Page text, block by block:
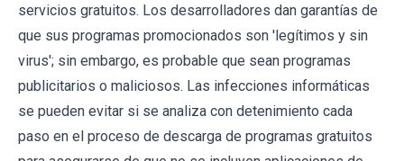
servicios gratuitos. Los desarrolladores dan garantías de
que sus programas promocionados son 'legítimos y sin
virus'; sin embargo, es probable que sean programas
publicitarios o maliciosos. Las infecciones informáticas
se pueden evitar si se analiza con detenimiento cada
paso en el proceso de descarga de programas gratuitos